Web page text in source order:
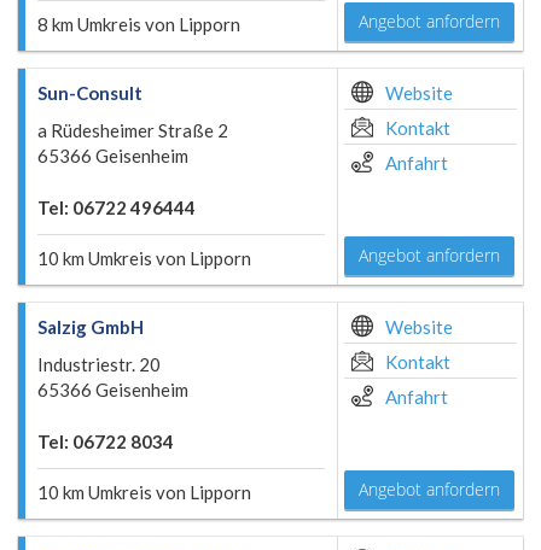
8 km Umkreis von Lipporn Angebot anfordern
Sun-Consult
a Rüdesheimer Straße 2
65366 Geisenheim
Tel: 06722 496444
10 km Umkreis von Lipporn
Website
Kontakt
Anfahrt
Angebot anfordern
Salzig GmbH
Industriestr. 20
65366 Geisenheim
Tel: 06722 8034
10 km Umkreis von Lipporn
Website
Kontakt
Anfahrt
Angebot anfordern